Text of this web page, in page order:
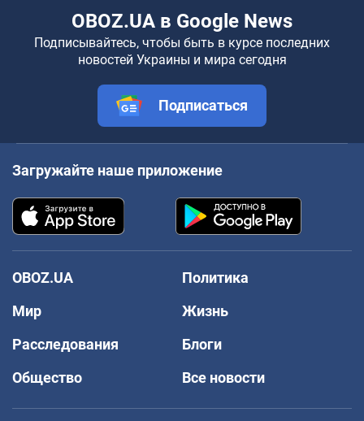
OBOZ.UA в Google News
Подписывайтесь, чтобы быть в курсе последних
новостей Украины и мира сегодня
Подписаться
Загружайте наше приложение
OBOZ.UA
Политика
Мир
Жизнь
Расследования
Блоги
Общество
Все новости